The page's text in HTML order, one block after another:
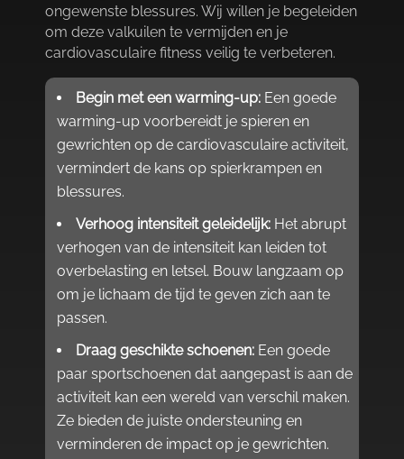
ongewenste blessures.​ Wij willen je begeleiden
om deze valkuilen te vermijden en je
cardiovasculaire fitness veilig te verbeteren.​
Begin met een warming-up: Een goede
warming-up voorbereidt je spieren en
gewrichten op de cardiovasculaire activiteit,
vermindert de kans op spierkrampen en
blessures.​
Verhoog intensiteit geleidelijk: Het abrupt
verhogen van de intensiteit kan leiden tot
overbelasting en letsel.​ Bouw langzaam op
om je lichaam de tijd te geven zich aan te
passen.​
Draag geschikte schoenen: Een goede
paar sportschoenen dat aangepast is aan de
activiteit kan een wereld van verschil maken.​
Ze bieden de juiste ondersteuning en
verminderen de impact op je gewrichten.​